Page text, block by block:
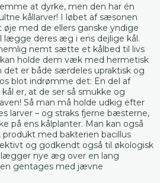
at dyrke, men den har én
kållarver! I løbet af sæsonen
øje med de ellers ganske yndige
lægge deres æg i ens dejlige kål.
nemt sætte et kålbed til livs
holde dem væk med hermetisk
er både særdeles upraktisk og
blot indrømme det: En del af
er, at de ser så smukke og
Så man må holde udkig efter
larver – og straks fjerne bæsterne,
på ens kålplanter. Man kan også
med bakterien bacillus
og godkendt også til økologisk
lægger nye æg over en lang
gentages med jævne